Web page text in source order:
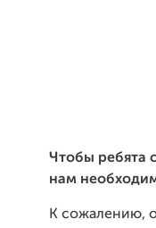
Чтобы ребята
нам
К сожалению,